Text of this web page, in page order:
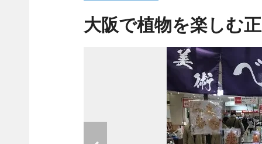
大阪で植物を楽しむ